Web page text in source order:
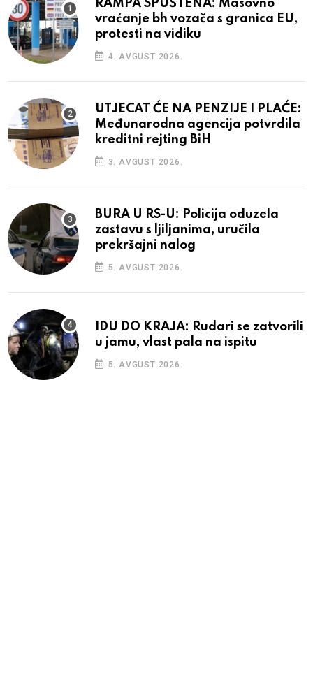
RAMPA SPUŠTENA: Masovno
vraćanje bh vozača s granica EU,
protesti na vidiku
4. AVGUST 2026.
UTJECAT ĆE NA PENZIJE I PLAĆE:
Međunarodna agencija potvrdila
kreditni rejting BiH
3. AVGUST 2026.
BURA U RS-U: Policija oduzela
zastavu s ljiljanima, uručila
prekršajni nalog
5. AVGUST 2026.
IDU DO KRAJA: Rudari se zatvorili
u jamu, vlast pala na ispitu
5. AVGUST 2026.